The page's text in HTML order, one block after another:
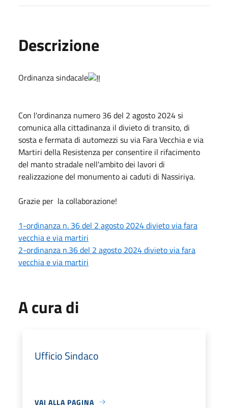
Descrizione
Ordinanza sindacale
Con l'ordinanza numero 36 del 2 agosto 2024 si
comunica alla cittadinanza il divieto di transito, di
sosta e fermata di automezzi su via Fara Vecchia e via
Martiri della Resistenza per consentire il rifacimento
del manto stradale nell'ambito dei lavori di
realizzazione del monumento ai caduti di Nassiriya.
Grazie per la collaborazione!
1-ordinanza n. 36 del 2 agosto 2024 divieto via fara
vecchia e via martiri
2-ordinanza n.36 del 2 agosto 2024 divieto via fara
vecchia e via martiri
A cura di
Ufficio Sindaco
VAI ALLA PAGINA